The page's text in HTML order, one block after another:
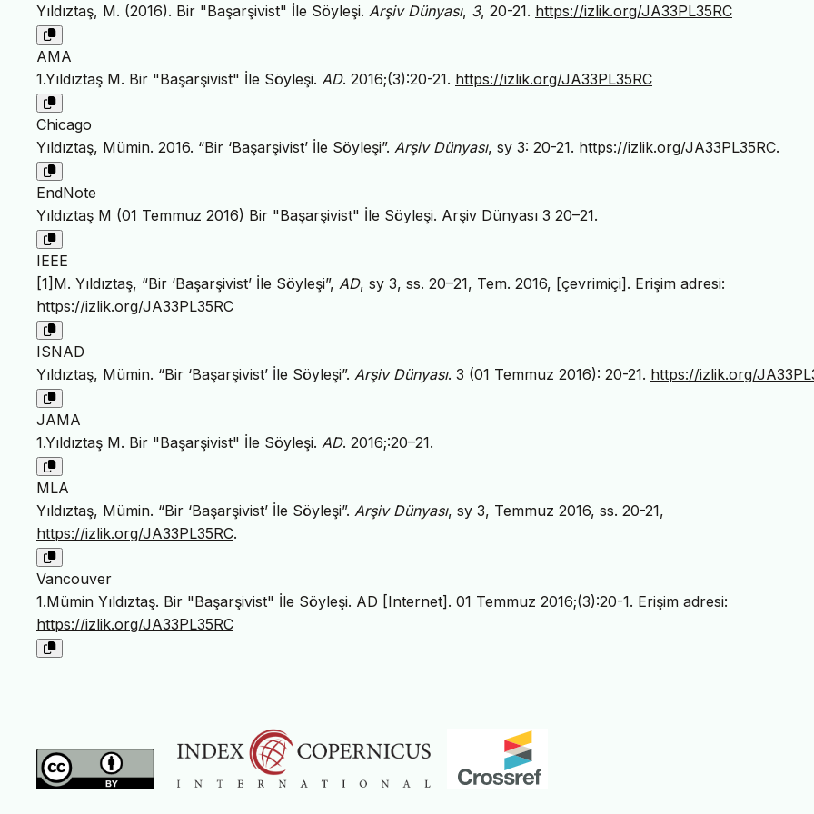
Yıldıztaş, M. (2016). Bir "Başarşivist" İle Söyleşi. Arşiv Dünyası, 3, 20-21. https://izlik.org/JA33PL35RC
AMA
1.Yıldıztaş M. Bir "Başarşivist" İle Söyleşi. AD. 2016;(3):20-21. https://izlik.org/JA33PL35RC
Chicago
Yıldıztaş, Mümin. 2016. “Bir ‘Başarşivist’ İle Söyleşi”. Arşiv Dünyası, sy 3: 20-21. https://izlik.org/JA33PL35RC.
EndNote
Yıldıztaş M (01 Temmuz 2016) Bir "Başarşivist" İle Söyleşi. Arşiv Dünyası 3 20–21.
IEEE
[1]M. Yıldıztaş, “Bir ‘Başarşivist’ İle Söyleşi”, AD, sy 3, ss. 20–21, Tem. 2016, [çevrimiçi]. Erişim adresi:
https://izlik.org/JA33PL35RC
ISNAD
Yıldıztaş, Mümin. “Bir ‘Başarşivist’ İle Söyleşi”. Arşiv Dünyası. 3 (01 Temmuz 2016): 20-21. https://izlik.org/
JAMA
1.Yıldıztaş M. Bir "Başarşivist" İle Söyleşi. AD. 2016;:20–21.
MLA
Yıldıztaş, Mümin. “Bir ‘Başarşivist’ İle Söyleşi”. Arşiv Dünyası, sy 3, Temmuz 2016, ss. 20-21,
https://izlik.org/JA33PL35RC.
Vancouver
1.Mümin Yıldıztaş. Bir "Başarşivist" İle Söyleşi. AD [Internet]. 01 Temmuz 2016;(3):20-1. Erişim adresi:
https://izlik.org/JA33PL35RC